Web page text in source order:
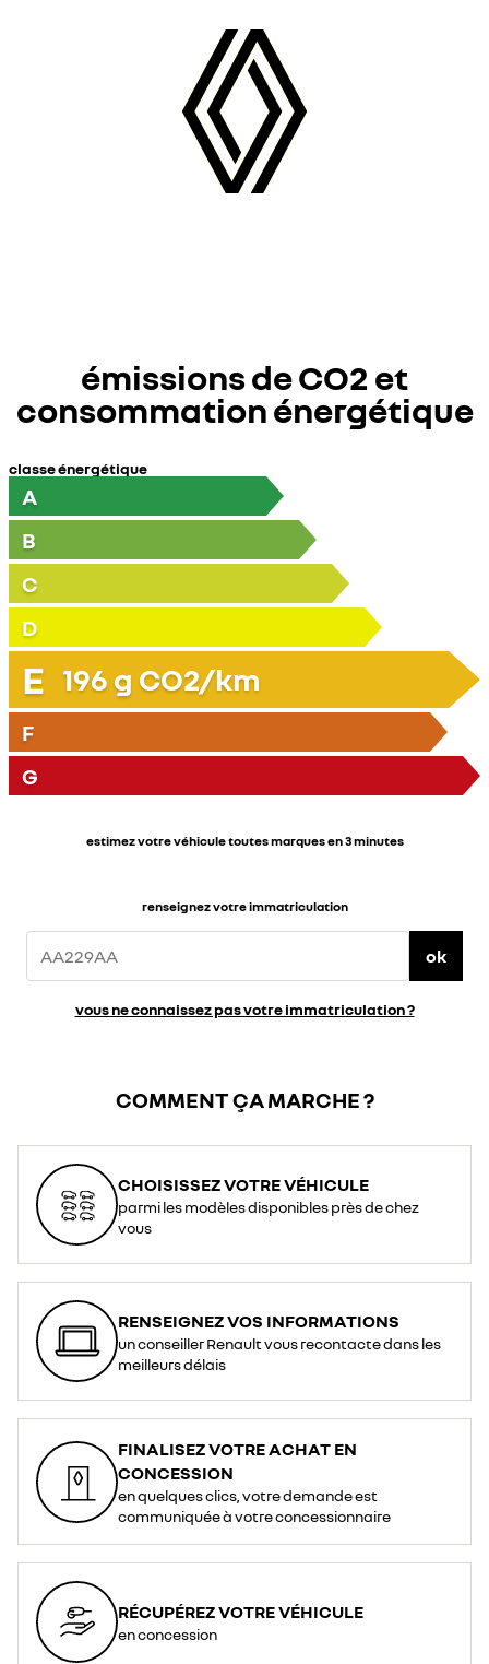
émissions de CO2 et
consommation énergétique
classe énergétique
A
B
C
D
E 196 g CO2/km
F
G
estimez votre véhicule toutes marques en 3 minutes
renseignez votre immatriculation
ok
vous ne connaissez pas votre immatriculation ?
COMMENT ÇA MARCHE ?
CHOISISSEZ VOTRE VÉHICULE
parmi les modèles disponibles près de chez
vous
RENSEIGNEZ VOS INFORMATIONS
un conseiller Renault vous recontacte dans les
meilleurs délais
FINALISEZ VOTRE ACHAT EN
CONCESSION
en quelques clics, votre demande est
communiquée à votre concessionnaire
RÉCUPÉREZ VOTRE VÉHICULE
en concession